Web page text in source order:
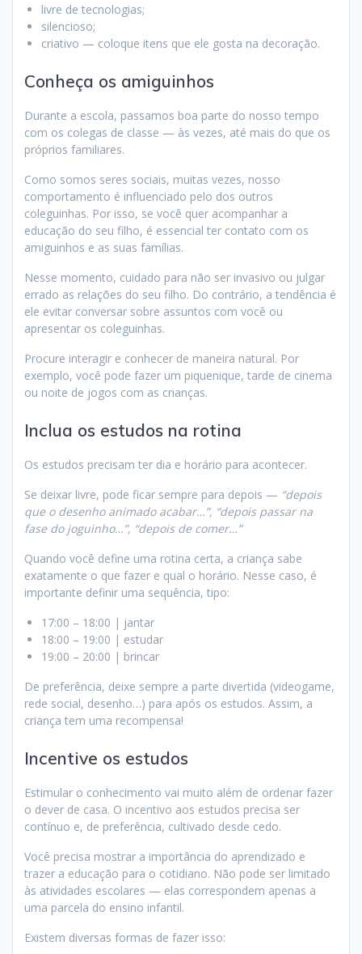
livre de tecnologias;
silencioso;
criativo — coloque itens que ele gosta na decoração.
Conheça os amiguinhos
Durante a escola, passamos boa parte do nosso tempo
com os colegas de classe — às vezes, até mais do que os
próprios familiares.
Como somos seres sociais, muitas vezes, nosso
comportamento é influenciado pelo dos outros
coleguinhas. Por isso, se você quer acompanhar a
educação do seu filho, é essencial ter contato com os
amiguinhos e as suas famílias.
Nesse momento, cuidado para não ser invasivo ou julgar
errado as relações do seu filho. Do contrário, a tendência é
ele evitar conversar sobre assuntos com você ou
apresentar os coleguinhas.
Procure interagir e conhecer de maneira natural. Por
exemplo, você pode fazer um piquenique, tarde de cinema
ou noite de jogos com as crianças.
Inclua os estudos na rotina
Os estudos precisam ter dia e horário para acontecer.
Se deixar livre, pode ficar sempre para depois — “depois
que o desenho animado acabar…”, “depois passar na
fase do joguinho…”, “depois de comer…”
Quando você define uma rotina certa, a criança sabe
exatamente o que fazer e qual o horário. Nesse caso, é
importante definir uma sequência, tipo:
17:00 – 18:00 | jantar
18:00 – 19:00 | estudar
19:00 – 20:00 | brincar
De preferência, deixe sempre a parte divertida (videogame,
rede social, desenho…) para após os estudos. Assim, a
criança tem uma recompensa!
Incentive os estudos
Estimular o conhecimento vai muito além de ordenar fazer
o dever de casa. O incentivo aos estudos precisa ser
contínuo e, de preferência, cultivado desde cedo.
Você precisa mostrar a importância do aprendizado e
trazer a educação para o cotidiano. Não pode ser limitado
às atividades escolares — elas correspondem apenas a
uma parcela do ensino infantil.
Existem diversas formas de fazer isso: